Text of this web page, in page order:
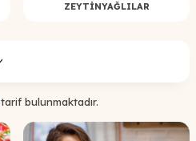
ZEYTINYAĞLILAR
tarif bulunmaktadır.